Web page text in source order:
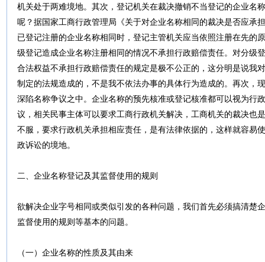
机关处于两难境地。其次，登记机关在裁决撤销不当登记的企业名
呢？据国家工商行政管理局《关于对企业名称相同的裁决是否应承
已登记注册的企业名称相同时，登记主管机关应当依照注册在先的
级登记造成企业名称注册相同的情况不承担行政赔偿责任。对分级
合法权益不承担行政赔偿责任的规定是极不公正的，这分明是说我
制定的法规造成的，不是我不依法办事的具体行为造成的。再次，
深陷名称争议之中。企业名称的预先核准或登记核准都可以视为行
议，相关民事主体可以要求工商行政机关解决，工商机关的裁决也
不服，要求行政机关承担相应责任，是有法律依据的，这样就容易
政诉讼的境地。
二、企业名称登记及其监督使用的规则
欲解决企业字号相同或类似引发的各种问题，我们首先必须搞清楚
监督使用的规则等基本的问题。
（一）企业名称的性质及其由来